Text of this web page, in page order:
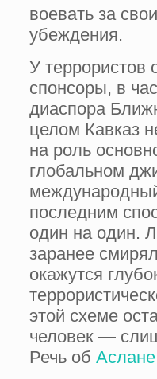
воевать за
убеждения.
У террористов
спонсоры, в
диаспора
целом Кавказ
на роль
глобальном
последним
один на один.
заранее
окажутся
этой схеме
человек —
Речь об